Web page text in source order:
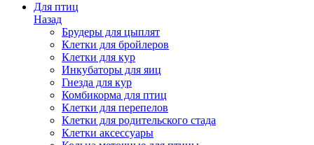
Для птиц
Назад
Брудеры для цыплят
Клетки для бройлеров
Клетки для кур
Инкубаторы для яиц
Гнезда для кур
Комбикорма для птиц
Клетки для перепелов
Клетки для родительского стада
Клетки аксессуары